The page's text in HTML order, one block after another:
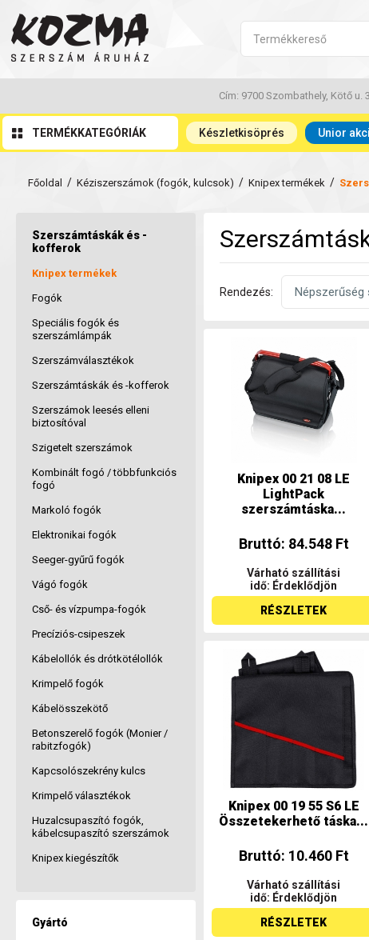
Cím: 9700 Szombathely, Kötő u.
TERMÉKKATEGÓRIÁK Készletkisöprés Unior
Főoldal / Kéziszerszámok (fogók, kulcsok) / Knipex termékek /
Szerszámtáskák és -
kofferok
Knipex termékek
Fogók
Speciális fogók és
szerszámlámpák
Szerszámválasztékok
Szerszámtáskák és -kofferok
Szerszámok leesés elleni
biztosítóval
Szigetelt szerszámok
Kombinált fogó / többfunkciós
fogó
Markoló fogók
Elektronikai fogók
Seeger-gyűrű fogók
Vágó fogók
Cső- és vízpumpa-fogók
Precíziós-csipeszek
Kábelollók és drótkötélollók
Krimpelő fogók
Kábelösszekötő
Betonszerelő fogók (Monier /
rabitzfogók)
Kapcsolószekrény kulcs
Krimpelő választékok
Huzalcsupaszító fogók,
kábelcsupaszító szerszámok
Knipex kiegészítők
Gyártó
Rendezés:
Knipex 00 21 08 LE
LightPack
szerszámtáska...
Bruttó: 84.548 Ft
Várható szállítási
idő: Érdeklődjön
RÉSZLETEK
Knipex 00 19 55 S6 LE
Összetekerhető táska...
Bruttó: 10.460 Ft
Várható szállítási
idő: Érdeklődjön
RÉSZLETEK